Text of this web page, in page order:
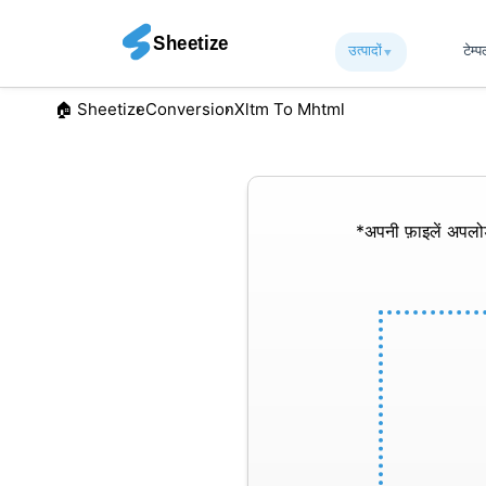
उत्पादों▾︎
🏠︎ SheetizeConversionXltm To Mhtml
*अपनी फ़ाइलें